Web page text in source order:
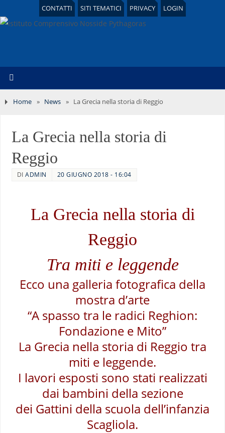
CONTATTI SITI TEMATICI PRIVACY LOGIN
Home » News » La Grecia nella storia di Reggio
La Grecia nella storia di
Reggio
DIADMIN 20 GIUGNO 2018 - 16:04
La Grecia nella storia di
Reggio
Tra miti e leggende
Ecco una galleria fotografica della
mostra d’arte
“A spasso tra le radici Reghion:
Fondazione e Mito”
La Grecia nella storia di Reggio tra
miti e leggende.
I lavori esposti sono stati realizzati
dai bambini della sezione
dei Gattini della scuola dell’infanzia
Scagliola.